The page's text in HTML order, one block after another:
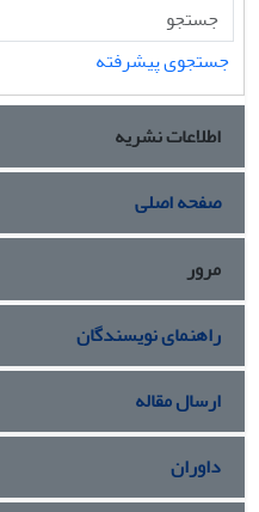
جستجوی پیشرفته
اطلاعات نشریه
صفحه اصلی
مرور
راهنمای نویسندگان
ارسال مقاله
داوران